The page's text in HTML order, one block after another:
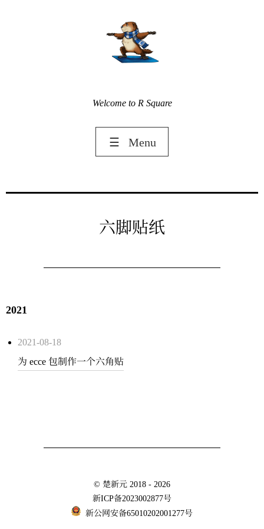
Welcome to R Square
☰ Menu
六脚贴纸
2021
2021-08-18
为 ecce 包制作一个六角贴
© 楚新元 2018 - 2026
新ICP备2023002877号
新公网安备65010202001277号